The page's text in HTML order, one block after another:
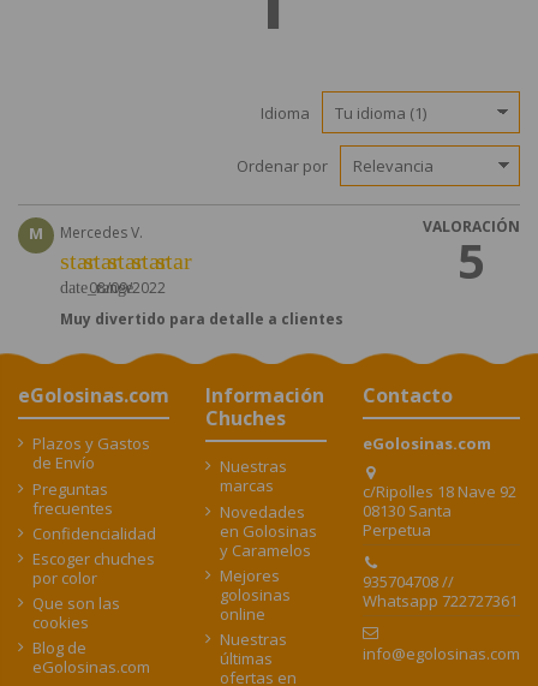
Idioma
Ordenar por
M Mercedes V.
starstarstarstarstar
date_range
08/09/2022
Muy divertido para detalle a clientes
VALORACIÓN
5
eGolosinas.com
Plazos y Gastos
de Envío
Preguntas
frecuentes
Confidencialidad
Escoger chuches
por color
Que son las
cookies
Blog de
eGolosinas.com
Información
Chuches
Nuestras
marcas
Novedades
en Golosinas
y Caramelos
Mejores
golosinas
online
Nuestras
últimas
ofertas en
Contacto
eGolosinas.com
c/Ripolles 18 Nave 92
08130 Santa
Perpetua
935704708 //
Whatsapp 722727361
info@egolosinas.com